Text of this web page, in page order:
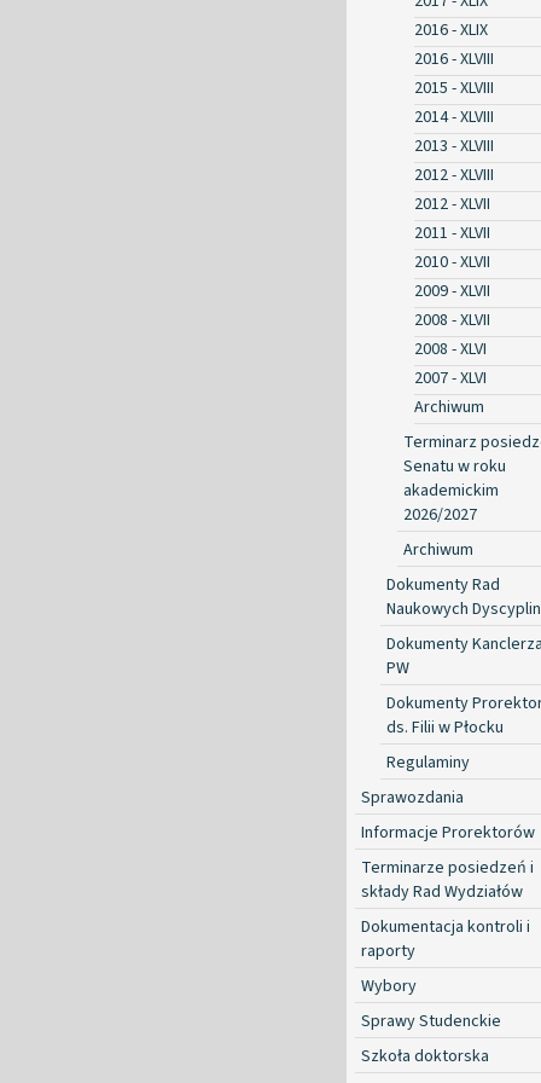
2016 - XLIX
2016 - XLVIII
2015 - XLVIII
2014 - XLVIII
2013 - XLVIII
2012 - XLVIII
2012 - XLVII
2011 - XLVII
2010 - XLVII
2009 - XLVII
2008 - XLVII
2008 - XLVI
2007 - XLVI
Archiwum
Terminarz
Senatu w roku
akademickim
2026/2027
Archiwum
Dokumenty Rad
Naukowych Dyscyplin
Dokumenty
PW
Dokumenty
ds. Filii w Płocku
Regulaminy
Sprawozdania
Informacje Prorektorów
Terminarze posiedzeń i
składy Rad Wydziałów
Dokumentacja kontroli i
raporty
Wybory
Sprawy Studenckie
Szkoła doktorska